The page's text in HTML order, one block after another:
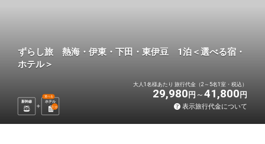
ずらし旅 熱海・伊東・下田・東伊豆 1泊＜選べる宿・
ホテル＞
新幹線 ホテル
選べる
1 泊
大人1名様あたり 旅行代金（2～5名1室・税込）
29,980 円 41,800 円
表示旅行代金について